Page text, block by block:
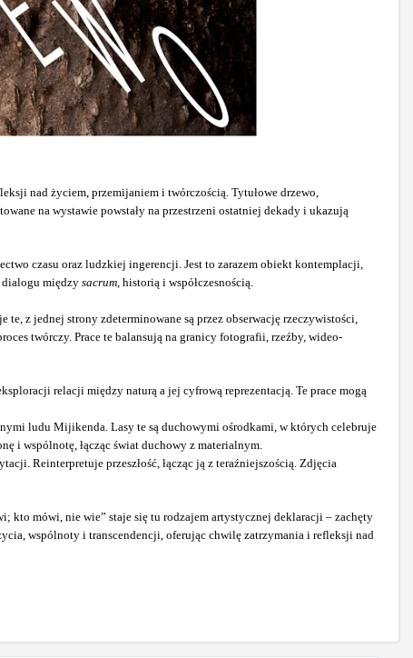
nad życiem, przemijaniem i twórczością. Tytułowe drzewo,
na wystawie powstały na przestrzeni ostatniej dekady i ukazują
czasu oraz ludzkiej ingerencji. Jest to zarazem obiekt kontemplacji,
dialogu między sacrum , historią i współczesnością.
z jednej strony zdeterminowane są przez obserwację rzeczywistości,
twórczy. Prace te balansują na granicy fotografii, rzeźby, wideo-
relacji między naturą a jej cyfrową reprezentacją. Te prace mogą
ludu Mijikenda. Lasy te są duchowymi ośrodkami, w których celebruje
i wspólnotę, łącząc świat duchowy z materialnym.
Reinterpretuje przeszłość, łącząc ją z teraźniejszością. Zdjęcia
kto mówi, nie wie” staje się tu rodzajem artystycznej deklaracji – zachęty
wspólnoty i transcendencji, oferując chwilę zatrzymania i refleksji nad